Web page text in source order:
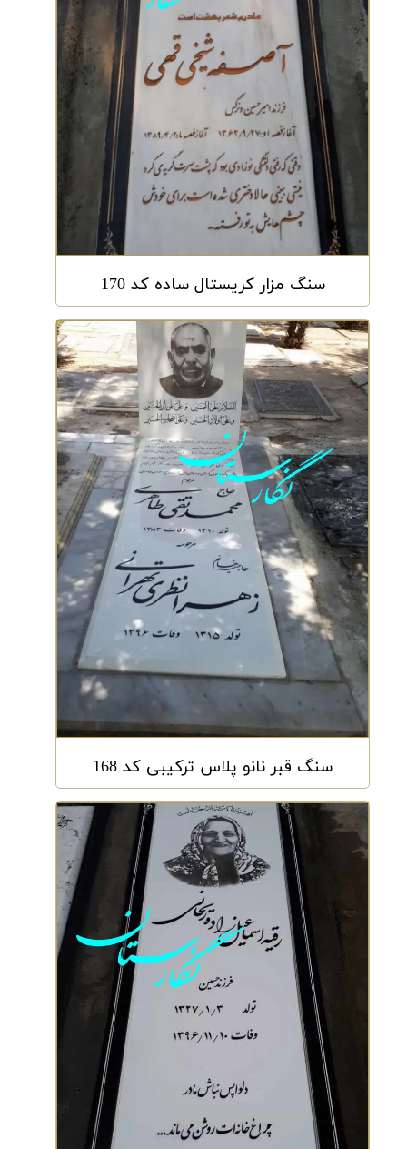
سنگ مزار کریستال ساده کد 170
سنگ قبر نانو پلاس ترکیبی کد 168